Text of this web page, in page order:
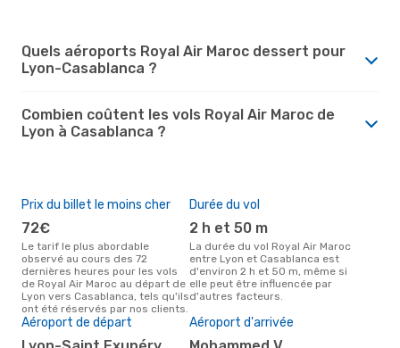
Quels aéroports Royal Air Maroc dessert pour
Lyon-Casablanca ?
Combien coûtent les vols Royal Air Maroc de
Lyon à Casablanca ?
Prix du billet le moins cher
72€
Le tarif le plus abordable
observé au cours des 72
dernières heures pour les vols
de Royal Air Maroc au départ de
Lyon vers Casablanca, tels qu'ils
ont été réservés par nos clients.
Durée du vol
2 h et 50 m
La durée du vol Royal Air Maroc
entre Lyon et Casablanca est
d'environ 2 h et 50 m, même si
elle peut être influencée par
d'autres facteurs.
Aéroport de départ Aéroport d'arrivée